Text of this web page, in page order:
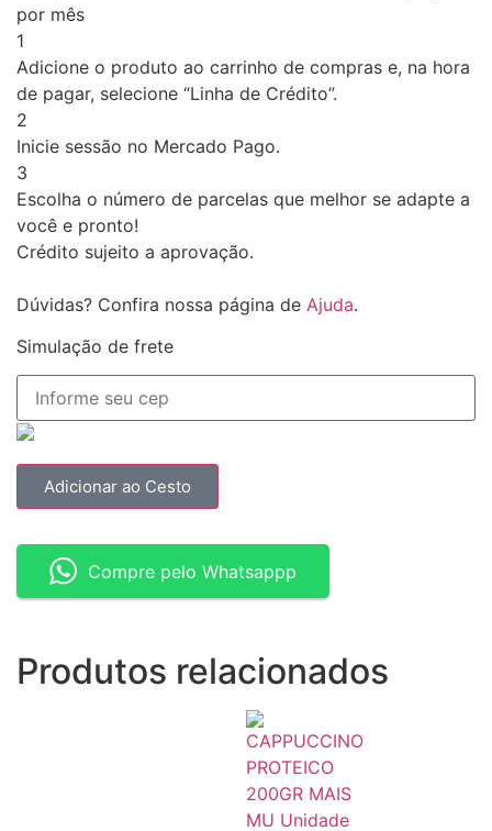
por mês
1
Adicione o produto ao carrinho de compras e, na hora
de pagar, selecione “Linha de Crédito”.
2
Inicie sessão no Mercado Pago.
3
Escolha o número de parcelas que melhor se adapte a
você e pronto!
Crédito sujeito a aprovação.
Dúvidas? Confira nossa página de Ajuda.
Simulação de frete
Adicionar ao Cesto
Compre pelo Whatsappp
Produtos relacionados